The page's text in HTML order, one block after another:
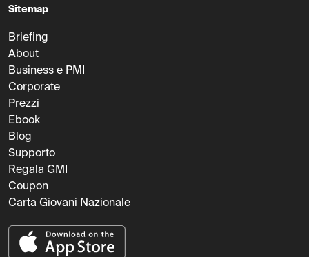
Sitemap
Briefing
About
Business e PMI
Corporate
Prezzi
Ebook
Blog
Supporto
Regala GMI
Coupon
Carta Giovani Nazionale